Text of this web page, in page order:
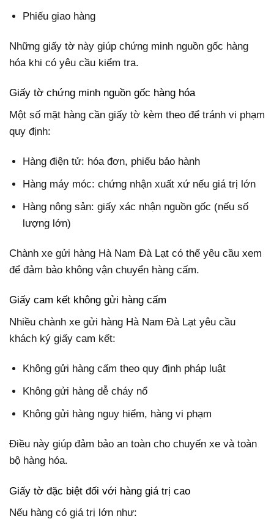
Phiếu giao hàng
Những giấy tờ này giúp chứng minh nguồn gốc hàng
hóa khi có yêu cầu kiểm tra.
Giấy tờ chứng minh nguồn gốc hàng hóa
Một số mặt hàng cần giấy tờ kèm theo để tránh vi phạm
quy định:
Hàng điện tử: hóa đơn, phiếu bảo hành
Hàng máy móc: chứng nhận xuất xứ nếu giá trị lớn
Hàng nông sản: giấy xác nhận nguồn gốc (nếu số
lượng lớn)
Chành xe gửi hàng Hà Nam Đà Lạt có thể yêu cầu xem
để đảm bảo không vận chuyển hàng cấm.
Giấy cam kết không gửi hàng cấm
Nhiều chành xe gửi hàng Hà Nam Đà Lạt yêu cầu
khách ký giấy cam kết:
Không gửi hàng cấm theo quy định pháp luật
Không gửi hàng dễ cháy nổ
Không gửi hàng nguy hiểm, hàng vi phạm
Điều này giúp đảm bảo an toàn cho chuyến xe và toàn
bộ hàng hóa.
Giấy tờ đặc biệt đối với hàng giá trị cao
Nếu hàng có giá trị lớn như: